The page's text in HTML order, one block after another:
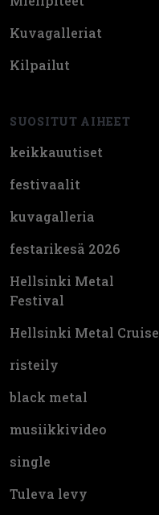
Kuvagalleriat
Kilpailut
SUOSITUT AIHEET
keikkauutiset
festivaalit
kuvagalleria
festarikesä 2026
Hellsinki Metal
Festival
Hellsinki Metal Cruise
risteily
black metal
musiikkivideo
single
Tuleva levy